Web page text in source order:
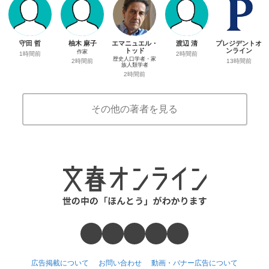
守田 哲
1時間前
柚木 麻子
作家
2時間前
エマニュエル・
トッド
歴史人口学者・家
族人類学者
2時間前
渡辺 清
2時間前
プレジデントオ
ンライン
13時間前
その他の著者を見る
広告掲載について お問い合わせ 動画・バナー広告について